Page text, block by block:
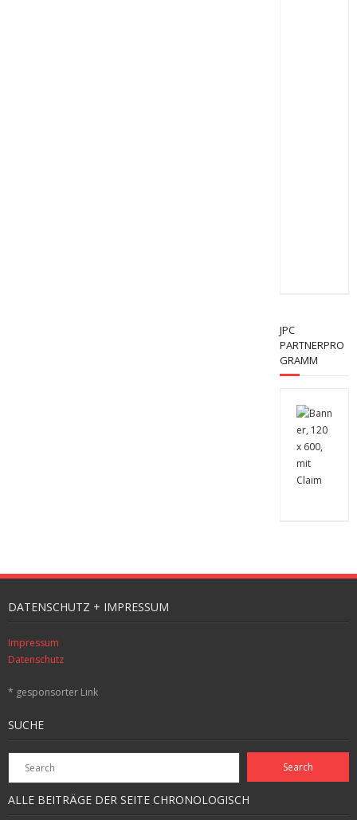
JPC
PARTNERPRO
GRAMM
DATENSCHUTZ + IMPRESSUM
Impressum
Datenschutz
* gesponsorter Link
SUCHE
ALLE BEITRÄGE DER SEITE CHRONOLOGISCH